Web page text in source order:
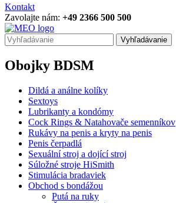
Kontakt
Zavolajte nám: +49 2366 500 500
Vyhľadávanie
Obojky BDSM
Dildá a análne kolíky
Sextoys
Lubrikanty a kondómy
Cock Rings & Natahovače semenníkov
Rukávy na penis a kryty na penis
Penis čerpadlá
Sexuální stroj a dojící stroj
Súložné stroje HiSmith
Stimulácia bradaviek
Obchod s bondážou
Putá na ruky